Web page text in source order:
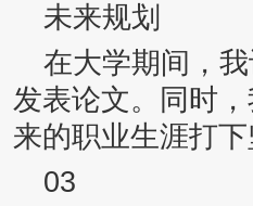
未来规划
在大学期间，
发表论文。同时
来的职业生涯打下
03